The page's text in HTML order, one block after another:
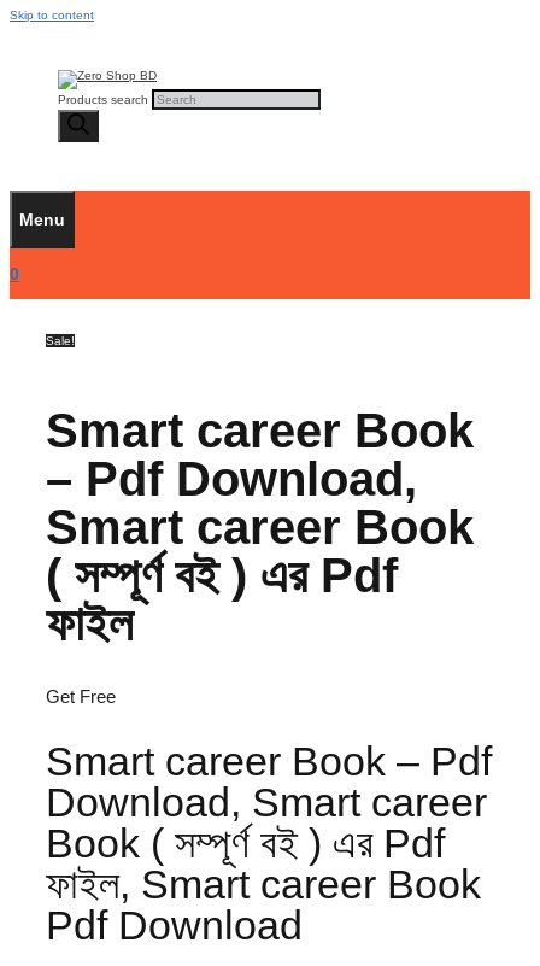
Skip to content
Products search
Menu
0
Sale!
Smart career Book
– Pdf Download,
Smart career Book
( সম্পূর্ণ বই ) এর Pdf
ফাইল
Get Free
Smart career Book – Pdf
Download, Smart career
Book ( সম্পূর্ণ বই ) এর Pdf
ফাইল, Smart career Book
Pdf Download